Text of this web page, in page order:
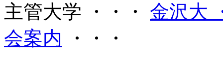
主管大学 ・・・ 金沢大
会案内 ・・・